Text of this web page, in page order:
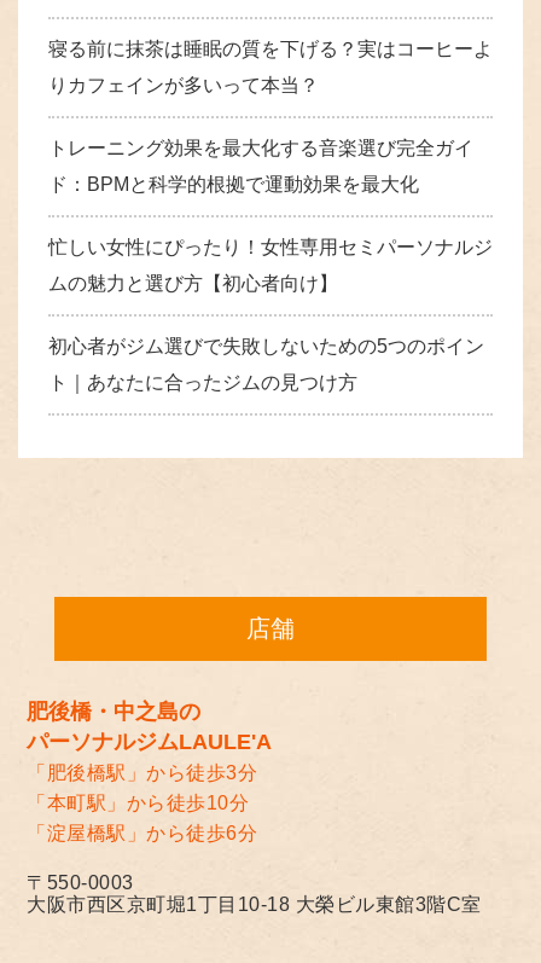
寝る前に抹茶は睡眠の質を下げる？実はコーヒーよ
りカフェインが多いって本当？
トレーニング効果を最大化する音楽選び完全ガイ
ド：BPMと科学的根拠で運動効果を最大化
忙しい女性にぴったり！女性専用セミパーソナルジ
ムの魅力と選び方【初心者向け】
初心者がジム選びで失敗しないための5つのポイン
ト｜あなたに合ったジムの見つけ方
店舗
肥後橋・中之島の
パーソナルジムLAULE'A
「肥後橋駅」から徒歩3分
「本町駅」から徒歩10分
「淀屋橋駅」から徒歩6分
〒550-0003
大阪市西区京町堀1丁目10-18 大榮ビル東館3階C室